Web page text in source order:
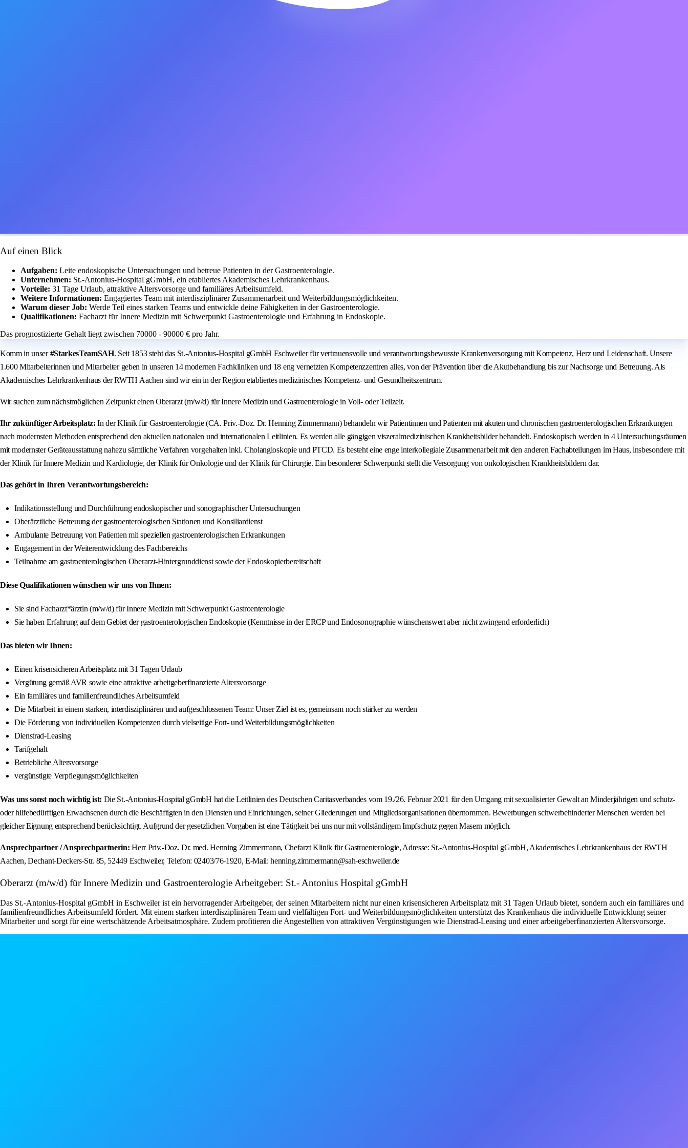
Auf einen Blick
Aufgaben: Leite endoskopische Untersuchungen und betreue Patienten in der Gastroenterologie.
Unternehmen: St.-Antonius-Hospital gGmbH, ein etabliertes Akademisches Lehrkrankenhaus.
Vorteile: 31 Tage Urlaub, attraktive Altersvorsorge und familiäres Arbeitsumfeld.
Weitere Informationen: Engagiertes Team mit interdisziplinärer Zusammenarbeit und Weiterbildungsmöglichkeiten.
Warum dieser Job: Werde Teil eines starken Teams und entwickle deine Fähigkeiten in der Gastroenterologie.
Qualifikationen: Facharzt für Innere Medizin mit Schwerpunkt Gastroenterologie und Erfahrung in Endoskopie.
Das prognostizierte Gehalt liegt zwischen 70000 - 90000 € pro Jahr.
Komm in unser#StarkesTeamSAH. Seit 1853 steht das St.-Antonius-Hospital gGmbH Eschweiler für vertrauensvolle und verantwortungsbewusste Krankenversorgung mit Kompetenz, Herz und Leidenschaft. Unsere
1.600 Mitarbeiterinnen und Mitarbeiter geben in unseren 14 modernen Fachkliniken und 18 eng vernetzten Kompetenzzentren alles, von der Prävention über die Akutbehandlung bis zur Nachsorge und Betreuung. Als
Akademisches Lehrkrankenhaus der RWTH Aachen sind wir ein in der Region etabliertes medizinisches Kompetenz- und Gesundheitszentrum.
Wir suchen zum nächstmöglichen Zeitpunkt einen Oberarzt (m/w/d) für Innere Medizin und Gastroenterologie in Voll- oder Teilzeit.
Ihr zukünftiger Arbeitsplatz: In der Klinik für Gastroenterologie (CA. Priv.-Doz. Dr. Henning Zimmermann) behandeln wir Patientinnen und Patienten mit akuten und chronischen gastroenterologischen Erkrankungen
nach modernsten Methoden entsprechend den aktuellen nationalen und internationalen Leitlinien. Es werden alle gängigen viszeralmedizinischen Krankheitsbilder behandelt. Endoskopisch werden in 4 Untersuchungsräumen
mit modernster Geräteausstattung nahezu sämtliche Verfahren vorgehalten inkl. Cholangioskopie und PTCD. Es besteht eine enge interkollegiale Zusammenarbeit mit den anderen Fachabteilungen im Haus, insbesondere mit
der Klinik für Innere Medizin und Kardiologie, der Klinik für Onkologie und der Klinik für Chirurgie. Ein besonderer Schwerpunkt stellt die Versorgung von onkologischen Krankheitsbildern dar.
Das gehört in Ihren Verantwortungsbereich:
Indikationsstellung und Durchführung endoskopischer und sonographischer Untersuchungen
Oberärztliche Betreuung der gastroenterologischen Stationen und Konsiliardienst
Ambulante Betreuung von Patienten mit speziellen gastroenterologischen Erkrankungen
Engagement in der Weiterentwicklung des Fachbereichs
Teilnahme am gastroenterologischen Oberarzt-Hintergrunddienst sowie der Endoskopierbereitschaft
Diese Qualifikationen wünschen wir uns von Ihnen:
Sie sind Facharzt*ärztin (m/w/d) für Innere Medizin mit Schwerpunkt Gastroenterologie
Sie haben Erfahrung auf dem Gebiet der gastroenterologischen Endoskopie (Kenntnisse in der ERCP und Endosonographie wünschenswert aber nicht zwingend erforderlich)
Das bieten wir Ihnen:
Einen krisensicheren Arbeitsplatz mit 31 Tagen Urlaub
Vergütung gemäß AVR sowie eine attraktive arbeitgeberfinanzierte Altersvorsorge
Ein familiäres und familienfreundliches Arbeitsumfeld
Die Mitarbeit in einem starken, interdisziplinären und aufgeschlossenen Team: Unser Ziel ist es, gemeinsam noch stärker zu werden
Die Förderung von individuellen Kompetenzen durch vielseitige Fort- und Weiterbildungsmöglichkeiten
Dienstrad-Leasing
Tarifgehalt
Betriebliche Altersvorsorge
vergünstigte Verpflegungsmöglichkeiten
Was uns sonst noch wichtig ist: Die St.-Antonius-Hospital gGmbH hat die Leitlinien des Deutschen Caritasverbandes vom 19./26. Februar 2021 für den Umgang mit sexualisierter Gewalt an Minderjährigen und schutz-
oder hilfebedürftigen Erwachsenen durch die Beschäftigten in den Diensten und Einrichtungen, seiner Gliederungen und Mitgliedsorganisationen übernommen. Bewerbungen schwerbehinderter Menschen werden bei
gleicher Eignung entsprechend berücksichtigt. Aufgrund der gesetzlichen Vorgaben ist eine Tätigkeit bei uns nur mit vollständigem Impfschutz gegen Masern möglich.
Ansprechpartner / Ansprechpartnerin: Herr Priv.-Doz. Dr. med. Henning Zimmermann, Chefarzt Klinik für Gastroenterologie, Adresse: St.-Antonius-Hospital gGmbH, Akademisches Lehrkrankenhaus der RWTH
Aachen, Dechant-Deckers-Str. 85, 52449 Eschweiler, Telefon: 02403/76-1920, E-Mail: henning.zimmermann@sah-eschweiler.de
Oberarzt (m/w/d) für Innere Medizin und Gastroenterologie Arbeitgeber: St.- Antonius Hospital gGmbH
Das St.-Antonius-Hospital gGmbH in Eschweiler ist ein hervorragender Arbeitgeber, der seinen Mitarbeitern nicht nur einen krisensicheren Arbeitsplatz mit 31 Tagen Urlaub bietet, sondern auch ein familiäres und
familienfreundliches Arbeitsumfeld fördert. Mit einem starken interdisziplinären Team und vielfältigen Fort- und Weiterbildungsmöglichkeiten unterstützt das Krankenhaus die individuelle Entwicklung seiner
Mitarbeiter und sorgt für eine wertschätzende Arbeitsatmosphäre. Zudem profitieren die Angestellten von attraktiven Vergünstigungen wie Dienstrad-Leasing und einer arbeitgeberfinanzierten Altersvorsorge.